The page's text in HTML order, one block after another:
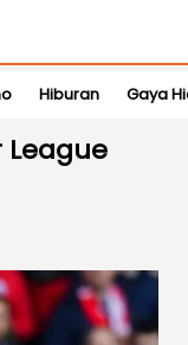
Hiburan Gaya
League